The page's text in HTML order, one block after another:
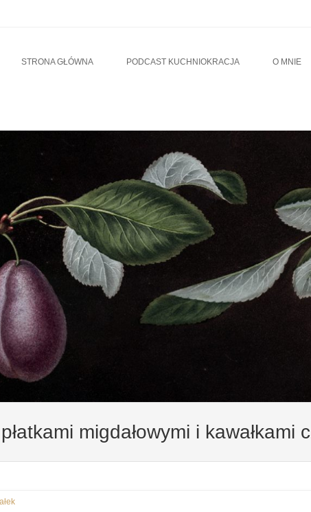
CONTENTSTRONA GŁÓWNA PODCAST KUCHNIOKRACJA O MNIE
migdałowymi i kawałkami